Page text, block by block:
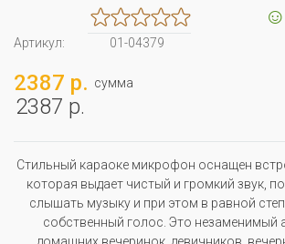
☺
Артикул:
01-04379
2387 р. сумма
2387 р.
Стильный караоке микрофон оснащен
которая выдает чистый и громкий звук,
слышать музыку и при этом в равной
собственный голос. Это незаменимый